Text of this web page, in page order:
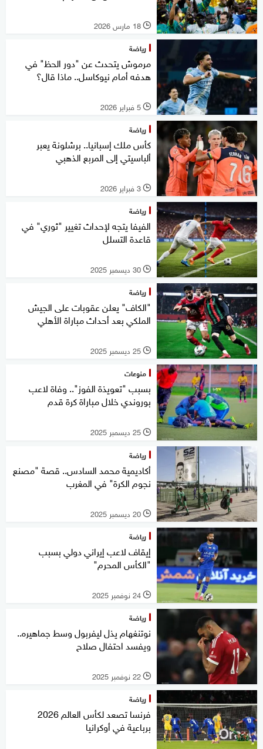
l 18 مارس 2026
رياضة
مرموش يتحدث عن "دور الحظ" في
هدفه أمام نيوكاسل.. ماذا قال؟
l 5 فبراير 2026
رياضة
كأس ملك إسبانيا.. برشلونة يعبر
ألباسيتي إلى المربع الذهبي
l 3 فبراير 2026
رياضة
الفيفا يتجه لإحداث تغيير "ثوري" في
قاعدة التسلل
l 30 ديسمبر 2025
رياضة
"الكاف" يعلن عقوبات على الجيش
الملكي بعد أحداث مباراة الأهلي
l 25 ديسمبر 2025
منوعات
بسبب "تعويذة الفوز".. وفاة لاعب
بوروندي خلال مباراة كرة قدم
l 25 ديسمبر 2025
رياضة
أكاديمية محمد السادس.. قصة "مصنع
نجوم الكرة" في المغرب
l 20 ديسمبر 2025
رياضة
إيقاف لاعب إيراني دولي بسبب
"الكأس المحرم"
l 24 نوفمبر 2025
رياضة
نوتنغهام يذل ليفربول وسط جماهيره..
ويفسد احتفال صلاح
l 22 نوفمبر 2025
رياضة
فرنسا تصعد لكأس العالم 2026
برباعية في أوكرانيا